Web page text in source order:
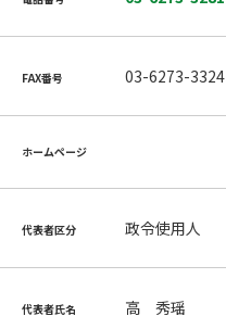
FAX番号 03-6273-3324
ホームページ
代表者区分 政令使用人
代表者氏名 高 秀瑶